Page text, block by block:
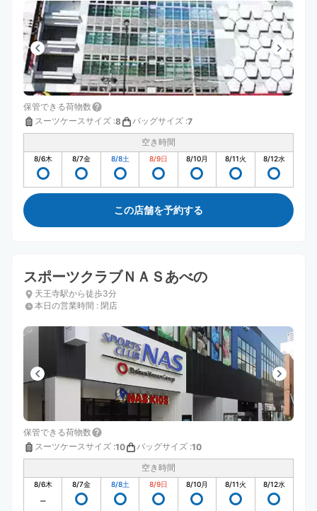
保管できる荷物数
スーツケースサイズ :8 バッグサイズ :7
空き時間
8/6木 8/7金 8/8土 8/9日 8/10月 8/11火 8/12水
この店舗を予約する
スポーツクラブＮＡＳあべの
天王寺駅から徒歩3分
本日の営業時間 : 閉店
保管できる荷物数
スーツケースサイズ :10 バッグサイズ :10
空き時間
8/6木 8/7金 8/8土 8/9日 8/10月 8/11火 8/12水